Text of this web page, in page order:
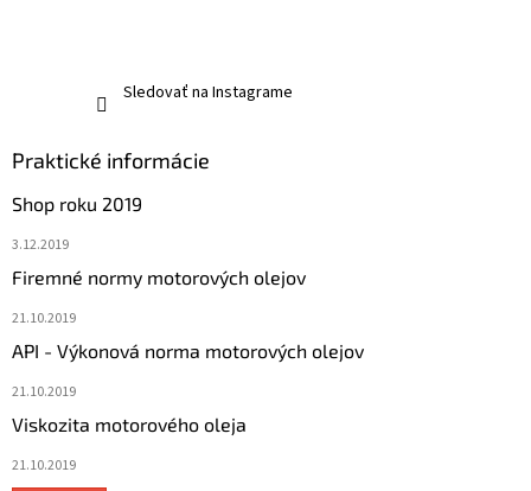
Sledovať na Instagrame
Praktické informácie
Shop roku 2019
3.12.2019
Firemné normy motorových olejov
21.10.2019
API - Výkonová norma motorových olejov
21.10.2019
Viskozita motorového oleja
21.10.2019